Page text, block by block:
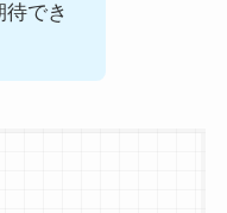
でき